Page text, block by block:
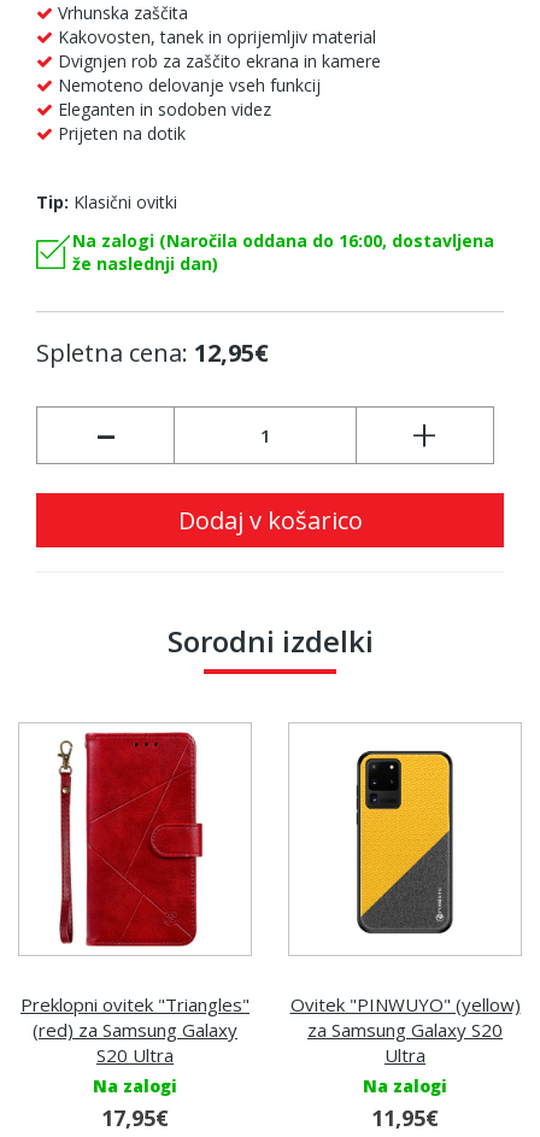
Vrhunska zaščita
Kakovosten, tanek in oprijemljiv material
Dvignjen rob za zaščito ekrana in kamere
Nemoteno delovanje vseh funkcij
Eleganten in sodoben videz
Prijeten na dotik
Tip: Klasični ovitki
Na zalogi (Naročila oddana do 16:00, dostavljena
že naslednji dan)
Spletna cena: 12,95€
- +
Dodaj v košarico
Sorodni izdelki
Preklopni ovitek "Triangles"
(red) za Samsung Galaxy
S20 Ultra
Na zalogi
17,95€
Ovitek "PINWUYO" (yellow)
za Samsung Galaxy S20
Ultra
Na zalogi
11,95€